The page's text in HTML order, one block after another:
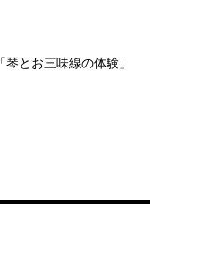
「琴とお三味線の体験」